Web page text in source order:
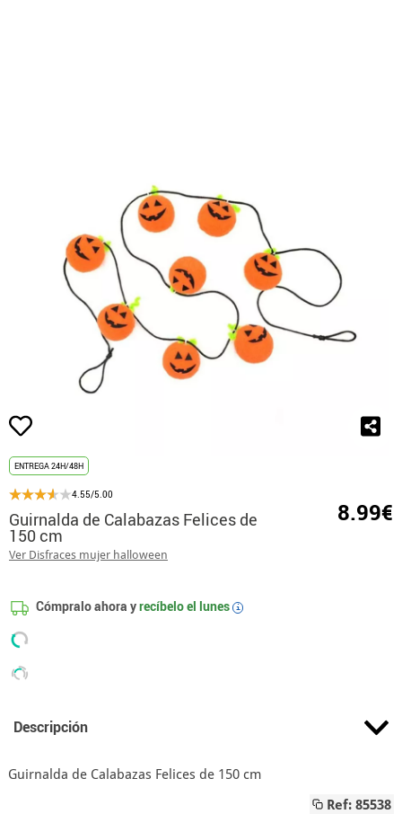
ENTREGA 24H/48H
4.55/5.00
Guirnalda de Calabazas Felices de
150 cm
Ver Disfraces mujer halloween
8.99€
Cómpralo ahora yrecíbelo el lunes i
Descripción
Guirnalda de Calabazas Felices de 150 cm
Ref: 85538